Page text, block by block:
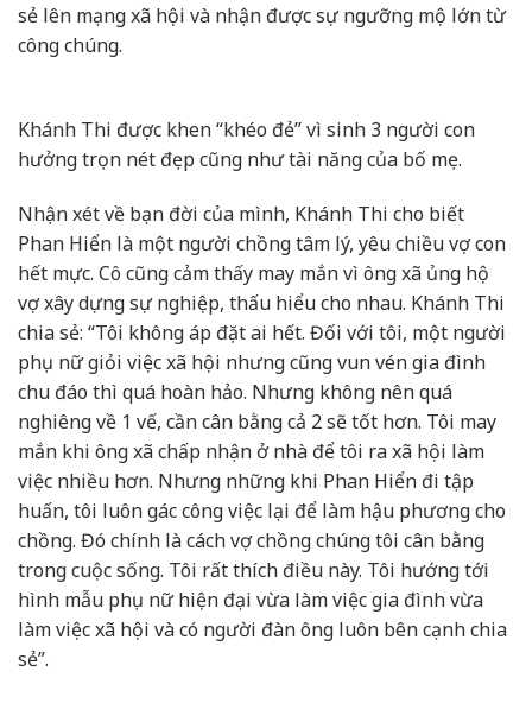
sẻ lên mạng xã hội và nhận được sự ngưỡng mộ lớn từ
công chúng.
Khánh Thi được khen “khéo đẻ” vì sinh 3 người con
hưởng trọn nét đẹp cũng như tài năng của bố mẹ.
Nhận xét về bạn đời của mình, Khánh Thi cho biết
Phan Hiển là một người chồng tâm lý, yêu chiều vợ con
hết mực. Cô cũng cảm thấy may mắn vì ông xã ủng hộ
vợ xây dựng sự nghiệp, thấu hiểu cho nhau. Khánh Thi
chia sẻ: “Tôi không áp đặt ai hết. Đối với tôi, một người
phụ nữ giỏi việc xã hội nhưng cũng vun vén gia đình
chu đáo thì quá hoàn hảo. Nhưng không nên quá
nghiêng về 1 vế, cần cân bằng cả 2 sẽ tốt hơn. Tôi may
mắn khi ông xã chấp nhận ở nhà để tôi ra xã hội làm
việc nhiều hơn. Nhưng những khi Phan Hiển đi tập
huấn, tôi luôn gác công việc lại để làm hậu phương cho
chồng. Đó chính là cách vợ chồng chúng tôi cân bằng
trong cuộc sống. Tôi rất thích điều này. Tôi hướng tới
hình mẫu phụ nữ hiện đại vừa làm việc gia đình vừa
làm việc xã hội và có người đàn ông luôn bên cạnh chia
sẻ”.